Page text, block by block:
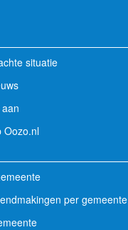
situatie
Oozo.nl
per gemeente